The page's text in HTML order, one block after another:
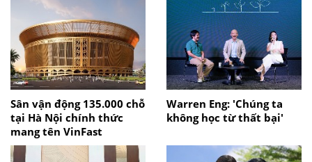
Sân vận động 135.000 chỗ
tại Hà Nội chính thức
mang tên VinFast
Warren Eng: 'Chúng ta
không học từ thất bại'